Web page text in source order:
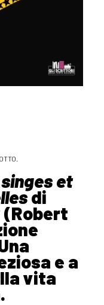
et
di
(Robert
e a
vita